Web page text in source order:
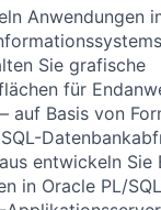
Anwendungen
Sie grafische
für
auf Basis von
entwickeln Sie
in Oracle PL/